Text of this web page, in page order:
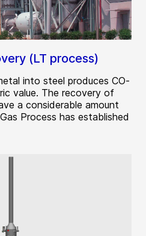
(LT process)
into steel produces CO-
value. The recovery of
a considerable amount
Process has established